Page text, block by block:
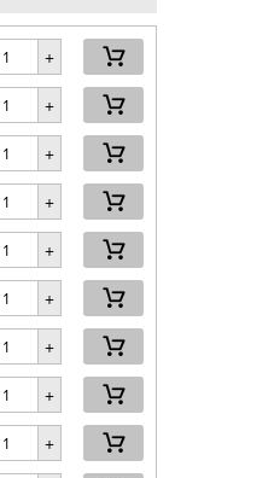
+
+
+
+
+
+
+
+
+